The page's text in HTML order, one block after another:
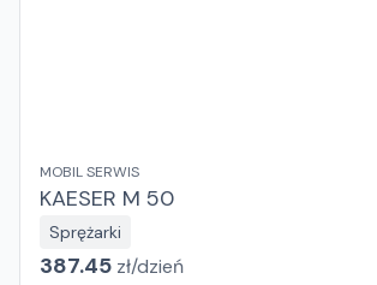
MOBIL SERWIS
KAESER M 50
Sprężarki
387.45 zł/dzień